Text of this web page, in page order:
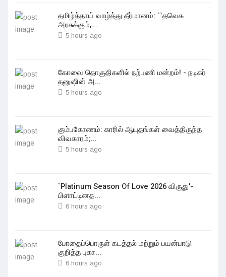
தமிழ்த்தாய் வாழ்த்து தீர்மானம்: ``தவெக
அரசுக்கும்,...
5 hours ago
கோவை தொகுதிகளில் நற்பணி மன்றம்! - நடிகர்
தனுஷின் அ...
5 hours ago
கும்பகோணம்: காரில் ஆயுதங்கள் வைத்திருந்த
விவகாரம்;...
5 hours ago
`Platinum Season Of Love 2026 விருது'-
பிளாட்டினத...
6 hours ago
போதைப்பொருள் கடத்தல் மற்றும் பயன்பாடு
குறித்த புகா...
6 hours ago